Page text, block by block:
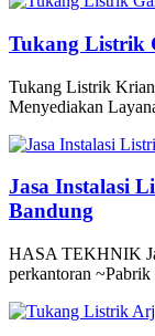
Tukang Listrik
Tukang Listrik
Menyediakan
Jasa Instalasi
Bandung
HASA TEKHNIK
perkantoran